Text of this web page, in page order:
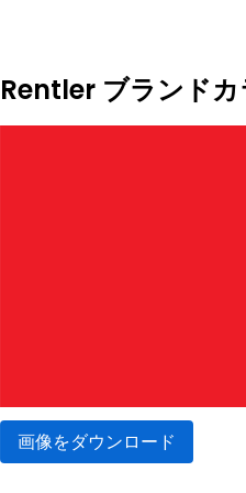
Rentler ブランドカ
画像をダウンロード